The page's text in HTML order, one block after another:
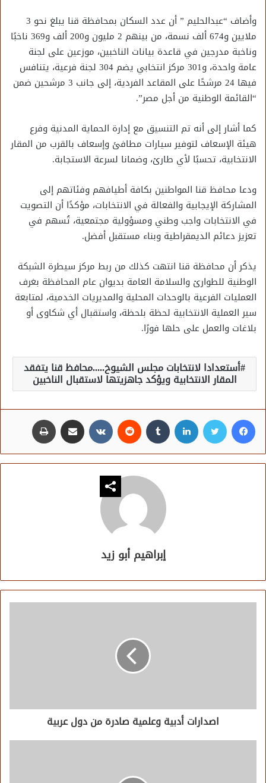
وأضاف “عبدالحليم ” أن عدد السكان بمحافظة قنا يبلغ نحو 3
ملايين و674 ألف نسمة، من بينهم 2 مليون و200 ألف و369 ناخبًا
وناخبة مدرجين في قاعدة بيانات الناخبين، موزعين على لجنة
عامة واحدة، و301 مركز انتخابي يضم 304 لجنة فرعية، يتنافس
فيها 24 مرشحًا على المقاعد الفردية، إلى جانب 3 مرشحين ضمن
“القائمة الوطنية من أجل مصر”.
كما أشار إلى أنه تم التنسيق مع إدارة الحماية المدنية وفرع
هيئة الإسعاف لتوفير سيارات مطافئ وإسعاف بالقرب من المقار
الانتخابية، تحسبًا لأي طارئ، وضمانا لسرعة الاستجابة.
ودعا محافظ قنا المواطنين بكافة أطيافهم وفئاتهم إلى
المشاركة الإيجابية والفعالة في الانتخابات، مؤكدًا أن التصويت
في الانتخابات واجب وطني ومسؤولية مجتمعية، تُسهم في
تعزيز دعائم الديمقراطية وبناء مستقبل أفضل.
يذكر أن محافظة قنا انتهت كذلك من ربط مركز سيطرة الشبكة
الوطنية للطوارئ والسلامة العامة بديوان عام المحافظة بغرف
العمليات الفرعية بالوحدات المحلية والمديريات الخدمية، لمتابعة
سير العملية الانتخابية لحظة بلحظة، واستقبال أي شكاوى أو
بلاغات والعمل على حلها فورًا.
أستعدادا لانتخابات مجلس الشيوخ.....محافظ قنا يتفقد
المقار الانتخابية ويؤكد جاهزيتها لاستقبال الناخبين
فيسبوك تويتر لينكدإن مشاركة عبر البريد
إبراهيم أبو زيد
اصدارات أدبية وعلمية صادرة من دول عربية